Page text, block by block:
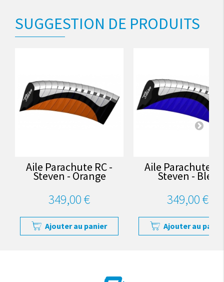
SUGGESTION DE PRODUITS
Aile Parachute RC -
Steven - Orange
349,00 €
Ajouter au panier
Aile Parachute
Steven - Bleu
349,00 €
Ajouter au